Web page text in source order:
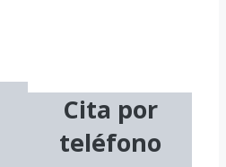
Cita por
teléfono